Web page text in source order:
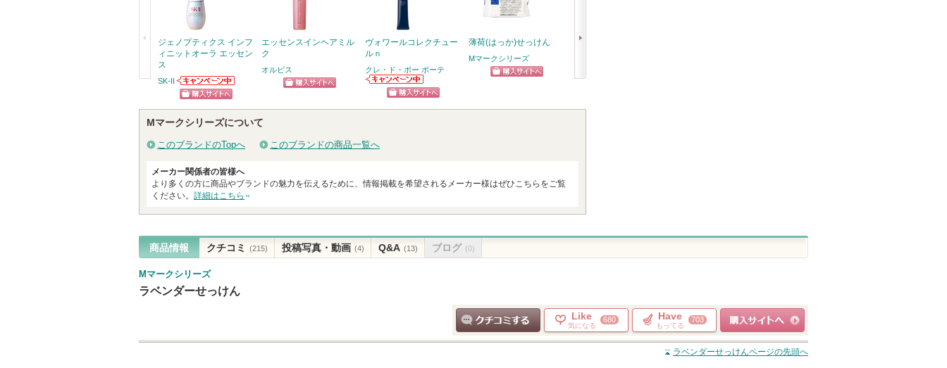
ジェノプティクス インフ
ィニットオーラ エッセン
ス
SK-II
SK-IIからのお知
らせがあります
ショッピン
グサイトへ
エッセンスインヘアミル
ク
オルビス
ヴォワールコレクチュー
ルｎ
クレ・ド・ポー ボーテ
クレ・ド・ポー
ボーテからのお
知らせがありま
薄荷(はっか)せっけん
Mマークシリーズ
ジェニフィック アルティ
Mマークシリーズについて
このブランドのTopへ このブランドの商品一覧へ
メーカー関係者の皆様へ
より多くの方に商品やブランドの魅力を伝えるために、情報掲載を希望されるメーカー様はぜひこちらをご覧
ください。 詳細はこちら
商品情報 クチコミ (215) 投稿写真・動画 (4) Q&A (13) ブログ (0)
Mマークシリーズ
ラベンダーせっけん
クチコミする
Like
気になる
680 Have
もってる
703
ショッピングサイト
へ
ラベンダーせっけんページの先頭へ